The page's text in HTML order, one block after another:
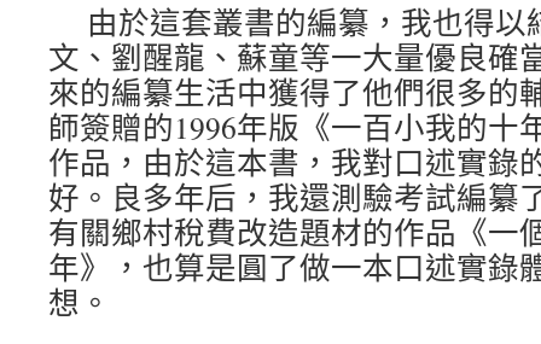
由於這套叢書的編纂，我也得
文、劉醒龍、蘇童等一大量優良確
來的編纂生活中獲得了他們很多的
師簽贈的1996年版《一百小我的十
作品，由於這本書，我對口述實錄
好。良多年后，我還測驗考試編纂
有關鄉村稅費改造題材的作品《一
年》，也算是圓了做一本口述實錄
想。